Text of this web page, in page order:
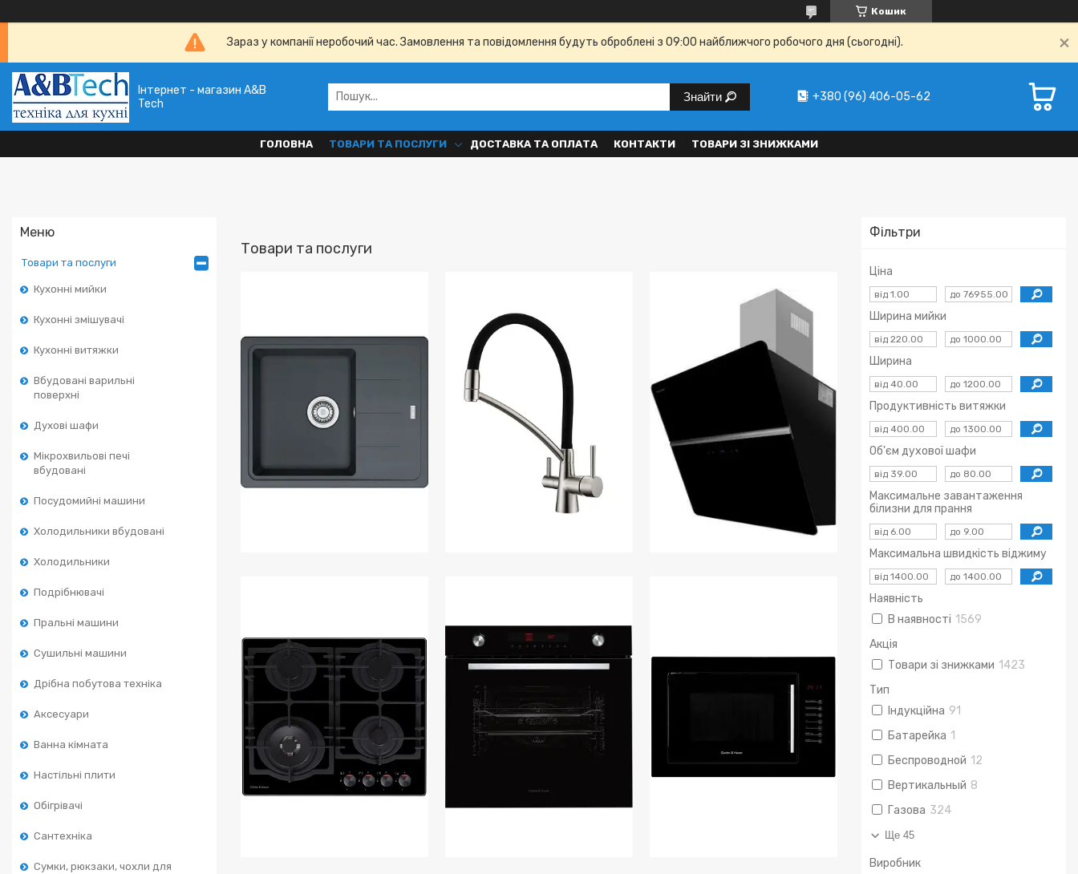
Кошик
Зараз у компанії неробочий час. Замовлення та повідомлення будуть оброблені з 09:00 найближчого робочого дня (сьогодні).
Інтернет - магазин A&B
Tech
Знайти +380 (96) 406-05-62
ГОЛОВНА ТОВАРИ ТА ПОСЛУГИ ДОСТАВКА ТА ОПЛАТА КОНТАКТИ ТОВАРИ ЗІ ЗНИЖКАМИ
Товари та послуги
Кухонні мийки
Кухонні змішувачі
Кухонні витяжки
Вбудовані варильні
поверхні
Духові шафи
Мікрохвильові печі
вбудовані
Посудомийні машини
Холодильники вбудовані
Холодильники
Подрібнювачі
Пральні машини
Сушильні машини
Дрібна побутова техніка
Аксесуари
Ванна кімната
Настільні плити
Обігрівачі
Сантехніка
Сумки, рюкзаки, чохли для
Фільтри
Ціна
Ширина мийки
Ширина
Продуктивність витяжки
Об'єм духової шафи
Максимальне завантаження
білизни для прання
Максимальна швидкість віджиму
Наявність
В наявності 1569
Акція
Товари зі знижками 1423
Тип
Індукційна 91
Батарейка 1
Беспроводной 12
Вертикальный 8
Газова 324
Ще 45
Виробник
Товари та послуги